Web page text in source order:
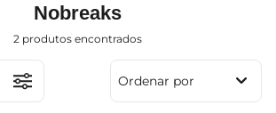
Nobreaks
2 produtos
Ordenar por